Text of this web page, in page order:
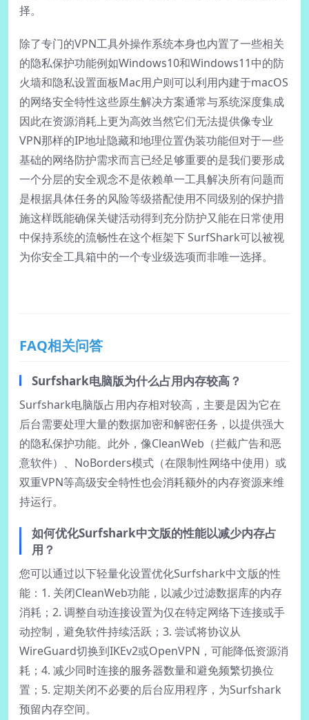
择。
除了专门的VPN工具外操作系统本身也内置了一些相关
的隐私保护功能例如Windows10和Windows11中的防
火墙和隐私设置面板Mac用户则可以利用内建于macOS
的网络安全特性这些原生解决方案通常与系统深度集成
因此在资源消耗上更为高效当然它们无法提供像专业
VPN那样的IP地址隐藏和地理位置伪装功能但对于一些
基础的网络防护需求而言已经足够重要的是我们要形成
一个分层的安全观念不是依赖单一工具解决所有问题而
是根据具体任务的风险等级搭配使用不同级别的保护措
施这样既能确保关键活动得到充分防护又能在日常使用
中保持系统的流畅性在这个框架下 SurfShark可以被视
为你安全工具箱中的一个专业级选项而非唯一选择。
FAQ相关问答
Surfshark电脑版为什么占用内存较高？
Surfshark电脑版占用内存相对较高，主要是因为它在
后台需要处理大量的数据加密和解密任务，以提供强大
的隐私保护功能。此外，像CleanWeb（拦截广告和恶
意软件）、NoBorders模式（在限制性网络中使用）或
双重VPN等高级安全特性也会消耗额外的内存资源来维
持运行。
如何优化Surfshark中文版的性能以减少内存占
用？
您可以通过以下轻量化设置优化Surfshark中文版的性
能：1. 关闭CleanWeb功能，以减少过滤数据库的内存
消耗；2. 调整自动连接设置为仅在特定网络下连接或手
动控制，避免软件持续活跃；3. 尝试将协议从
WireGuard切换到IKEv2或OpenVPN，可能降低资源消
耗；4. 减少同时连接的服务器数量和避免频繁切换位
置；5. 定期关闭不必要的后台应用程序，为Surfshark
预留内存空间。